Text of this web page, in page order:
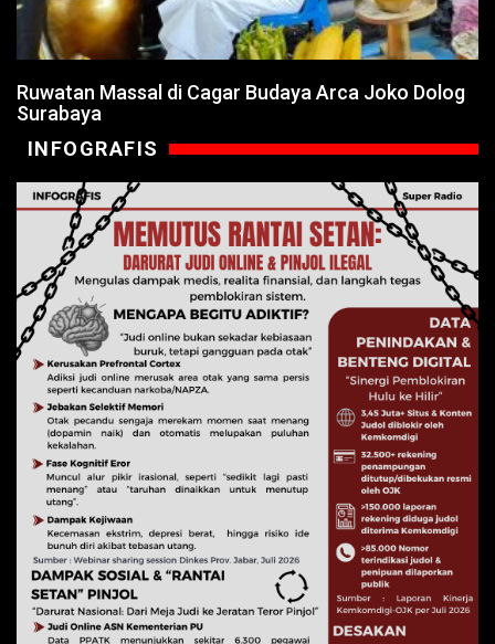
Ruwatan Massal di Cagar Budaya Arca Joko Dolog
Surabaya
INFOGRAFIS